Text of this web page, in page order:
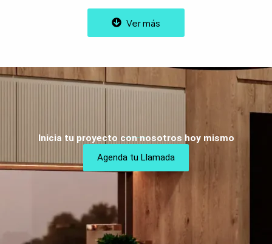
Ver más
Inicia tu proyecto con nosotros hoy mismo
Agenda tu Llamada